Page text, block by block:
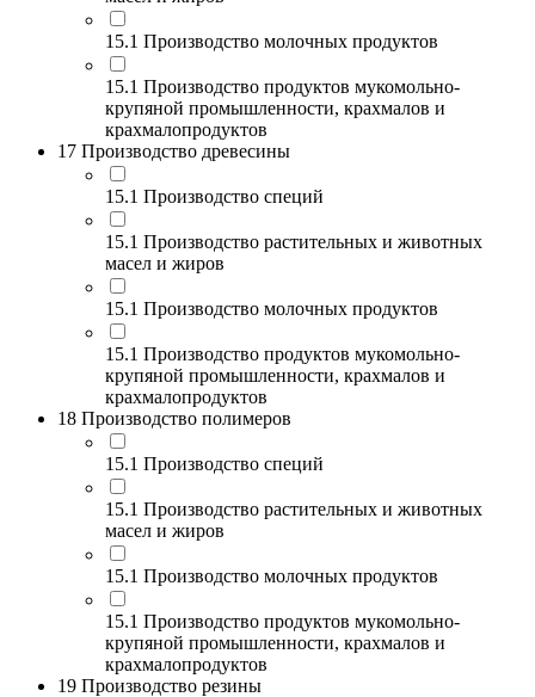
15.1 Производство молочных продуктов
15.1 Производство продуктов мукомольно-
крупяной промышленности, крахмалов и
крахмалопродуктов
17 Производство древесины
15.1 Производство специй
15.1 Производство растительных и животных
масел и жиров
15.1 Производство молочных продуктов
15.1 Производство продуктов мукомольно-
крупяной промышленности, крахмалов и
крахмалопродуктов
18 Производство полимеров
15.1 Производство специй
15.1 Производство растительных и животных
масел и жиров
15.1 Производство молочных продуктов
15.1 Производство продуктов мукомольно-
крупяной промышленности, крахмалов и
крахмалопродуктов
19 Производство резины